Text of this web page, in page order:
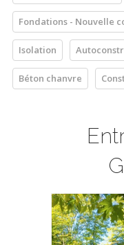
Fondations - Nouvelle
Isolation
Béton chanvre